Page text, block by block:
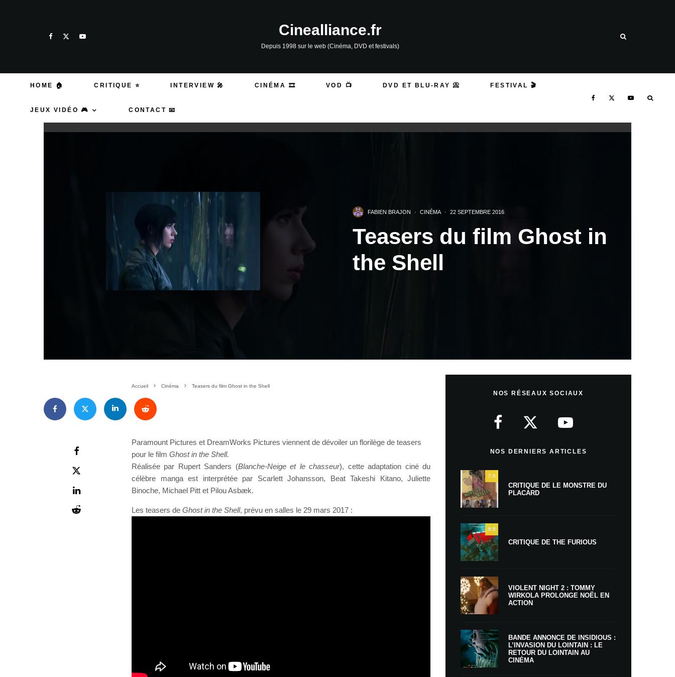
Cinealliance.fr
Depuis 1998 sur le web (Cinéma, DVD et festivals)
HOME 🏠 CRITIQUE ⭐ INTERVIEW 🎤 CINÉMA 🎞️ VOD 📺 DVD ET BLU-RAY 📀 FESTIVAL 🎬
JEUX VIDÉO 🎮 CONTACT 📧
FABIEN BRAJON · CINÉMA · 22 SEPTEMBRE 2016
Teasers du film Ghost in
the Shell
Accueil Cinéma Teasers du film Ghost in the Shell
Paramount Pictures et DreamWorks Pictures viennent de dévoiler un florilège de teasers
pour le film Ghost in the Shell.
Réalisée par Rupert Sanders (Blanche-Neige et le chasseur), cette adaptation ciné du
célèbre manga est interprétée par Scarlett Johansson, Beat Takeshi Kitano, Juliette
Binoche, Michael Pitt et Pilou Asbæk.
Les teasers de Ghost in the Shell, prévu en salles le 29 mars 2017 :
NOS RÉSEAUX SOCIAUX
NOS DERNIERS ARTICLES
7.5
CRITIQUE DE LE MONSTRE DU
PLACARD
9.5
CRITIQUE DE THE FURIOUS
VIOLENT NIGHT 2 : TOMMY
WIRKOLA PROLONGE NOËL EN
ACTION
BANDE ANNONCE DE INSIDIOUS :
L’INVASION DU LOINTAIN : LE
RETOUR DU LOINTAIN AU
CINÉMA